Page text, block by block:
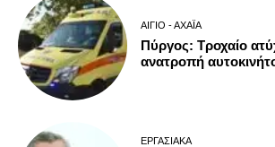
ΑΊΓΙΟ - ΑΧΑΪ́Α
Πύργος: Τροχαίο
ανατροπή
ΕΡΓΑΣΙΑΚΆ